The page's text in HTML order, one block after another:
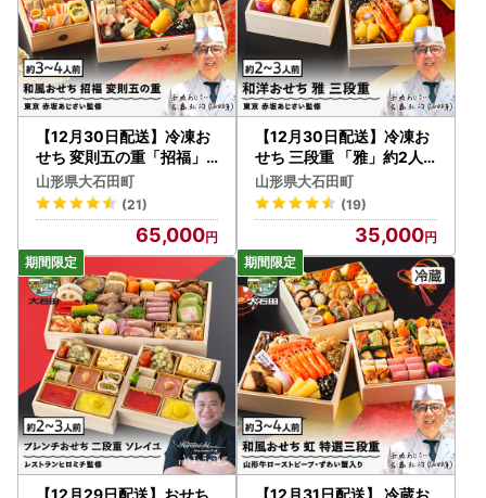
【12月30日配送】冷凍お
せち 変則五の重「招福」
約3~4人前 48品 aa-ochs
x
山形県大石田町
(21)
65,000
【12月30日配送】冷凍お
せち 三段重 「雅」約2人
前 36品目 東京 赤坂あじさ
い 監修 aa-ocwmx
山形県大石田町
(19)
35,000
【12月29日配送】おせち
【12月31日配送】 冷蔵お